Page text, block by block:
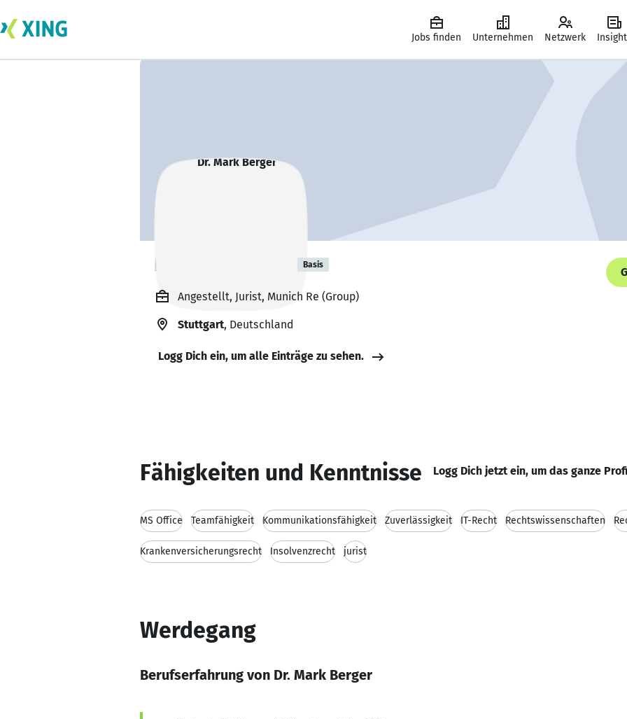
Jobs finden Unternehmen Netzwerk
Dr. Mark Berger Basis
Angestellt, Jurist, Munich Re (Group)
Stuttgart, Deutschland
Logg Dich ein, um alle Einträge zu sehen.
Fähigkeiten und Kenntnisse Logg Dich jetzt ein, um das ganze
MS Office Teamfähigkeit Kommunikationsfähigkeit Zuverlässigkeit IT-Recht Rechtswissenschaften
Krankenversicherungsrecht Insolvenzrecht jurist
Werdegang
Berufserfahrung von Dr. Mark Berger